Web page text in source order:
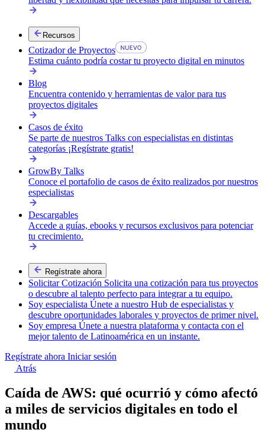
Recursos
Cotizador de Proyectos
Estima cuánto podría costar tu proyecto digital en minutos
Blog
Encuentra contenido y herramientas de valor para tus
proyectos digitales
Casos de éxito
Se parte de nuestros Talks con especialistas en distintas
categorías ¡Regístrate gratis!
GrowBy Talks
Conoce el portafolio de casos de éxito realizados por nuestros
especialistas
Descargables
Accede a guías, ebooks y recursos exclusivos para potenciar
tu crecimiento.
Regístrate ahora
Solicitar Cotización Solicita una cotización para tus proyectos
o descubre al talento perfecto para integrar a tu equipo.
Soy especialista Únete a nuestro Hub de especialistas y
descubre oportunidades laborales y proyectos de primer nivel.
Soy empresa Únete a nuestra plataforma y contacta con el
mejor talento de Latinoamérica en un instante.
Regístrate ahora Iniciar sesión
Atrás
Caída de AWS: qué ocurrió y cómo afectó
a miles de servicios digitales en todo el
mundo